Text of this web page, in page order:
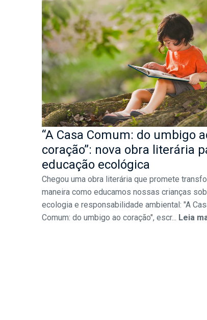
“A Casa Comum: do umbigo
coração”: nova obra literária
educação ecológica
Chegou uma obra literária que promete
maneira como educamos nossas crianças
ecologia e responsabilidade ambiental: "A
Comum: do umbigo ao coração", escr... Leia